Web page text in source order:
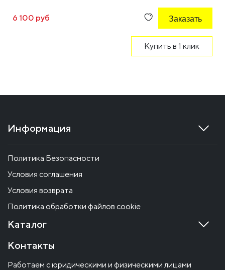
6 100 руб Заказать
Купить в 1 клик
Информация
Политика Безопасности
Условия соглашения
Условия возврата
Политика обработки файлов cookie
Каталог
Контакты
Работаем с юридическими и физическими лицами